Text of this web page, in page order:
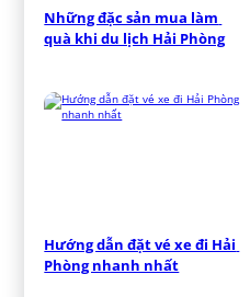
Những đặc sản mua làm
quà khi du lịch Hải Phòng
Hướng dẫn đặt vé xe đi Hải
Phòng nhanh nhất